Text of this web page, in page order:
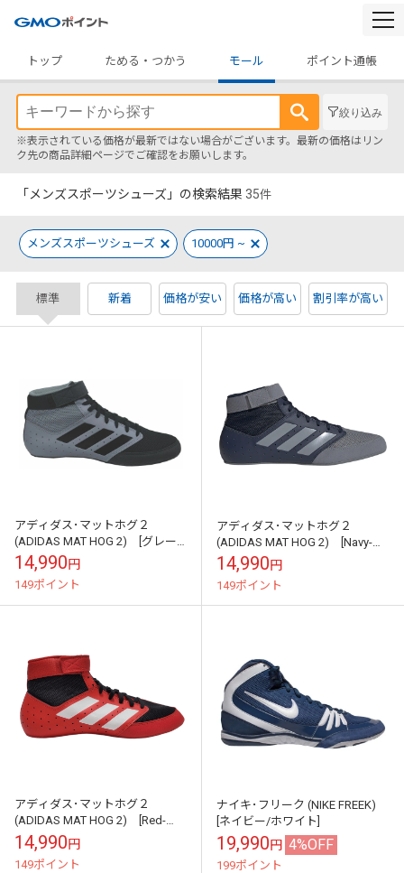
トップ
ためる・つかう モール ポイント通帳
絞り込み
※表示されている価格が最新ではない場合がございます。最新の価格はリン
ク先の商品詳細ページでご確認をお願いします。
「メンズスポーツシューズ」の検索結果 35件
メンズスポーツシューズ 10000円 ~
標準 新着 価格が安い 価格が高い 割引率が高い
アディダス･マットホグ２
(ADIDAS MAT HOG 2) [グレー/
ブラック]
14,990円
149ポイント
アディダス･マットホグ２
(ADIDAS MAT HOG 2) [Navy-
Grey]
14,990円
149ポイント
アディダス･マットホグ２
(ADIDAS MAT HOG 2) [Red-
White]
14,990円
149ポイント
ナイキ･フリーク (NIKE FREEK)
[ネイビー/ホワイト]
19,990円 4%OFF
199ポイント